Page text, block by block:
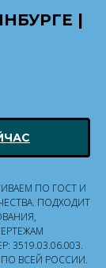
|
ПО ГОСТ И
ПОДХОДИТ
3519.03.06.003.
ПО ВСЕЙ РОССИИ.